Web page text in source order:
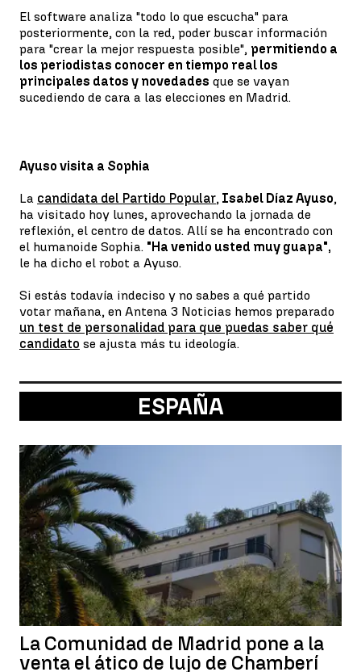
El software analiza "todo lo que escucha" para
posteriormente, con la red, poder buscar información
para "crear la mejor respuesta posible", permitiendo a
los periodistas conocer en tiempo real los
principales datos y novedades que se vayan
sucediendo de cara a las elecciones en Madrid.
Ayuso visita a Sophia
La candidata del Partido Popular, Isabel Díaz Ayuso,
ha visitado hoy lunes, aprovechando la jornada de
reflexión, el centro de datos. Allí se ha encontrado con
el humanoide Sophia. "Ha venido usted muy guapa",
le ha dicho el robot a Ayuso.
Si estás todavía indeciso y no sabes a qué partido
votar mañana, en Antena 3 Noticias hemos preparado
un test de personalidad para que puedas saber qué
candidato se ajusta más tu ideología.
ESPAÑA
La Comunidad de Madrid pone a la
venta el ático de lujo de Chamberí